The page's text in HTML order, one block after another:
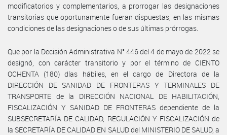
modificatorios y complementarios, a prorrogar las designaciones
transitorias que oportunamente fueran dispuestas, en las mismas
condiciones de las designaciones o de sus últimas prórrogas.
Que por la Decisión Administrativa N° 446 del 4 de mayo de 2022 se
designó, con carácter transitorio y por el término de CIENTO
OCHENTA (180) días hábiles, en el cargo de Directora de la
DIRECCIÓN DE SANIDAD DE FRONTERAS Y TERMINALES DE
TRANSPORTE de la DIRECCIÓN NACIONAL DE HABILITACIÓN,
FISCALIZACIÓN Y SANIDAD DE FRONTERAS dependiente de la
SUBSECRETARÍA DE CALIDAD, REGULACIÓN Y FISCALIZACIÓN de
la SECRETARÍA DE CALIDAD EN SALUD del MINISTERIO DE SALUD, a